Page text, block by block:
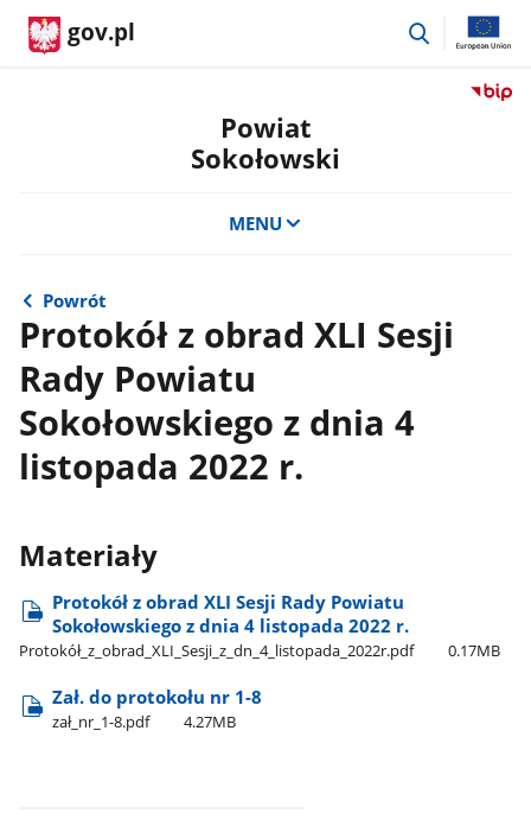
gov.pl
przejdź
Przejdź
Powiat
Sokołowski
MENU
Powrót
Protokół z obrad XLI Sesji
Rady Powiatu
Sokołowskiego z dnia 4
listopada 2022 r.
Materiały
Protokół z obrad XLI Sesji Rady Powiatu
Sokołowskiego z dnia 4 listopada 2022 r.
Protokół​_z​_obrad​_XLI​_Sesji​_z​_dn​_4​_listopada​_2022r.pdf 0.17MB
Zał. do protokołu nr 1-8
zał​_nr​_1-8.pdf 4.27MB